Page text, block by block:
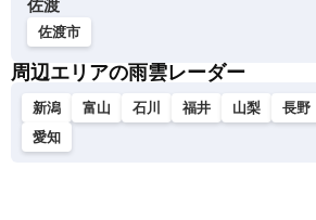
佐渡
佐渡市
周辺エリアの雨雲レーダー
新潟 富山 石川 福井 山梨 長野
愛知